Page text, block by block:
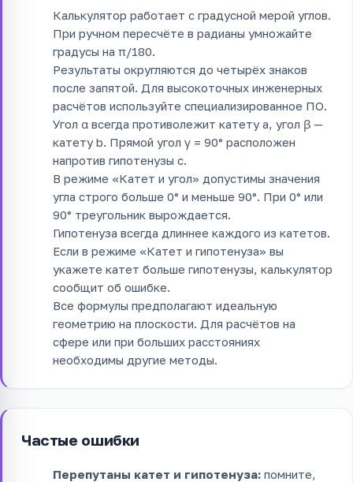
Калькулятор работает с градусной мерой углов.
При ручном пересчёте в радианы умножайте
градусы на π/180.
Результаты округляются до четырёх знаков
после запятой. Для высокоточных инженерных
расчётов используйте специализированное ПО.
Угол α всегда противолежит катету a, угол β —
катету b. Прямой угол γ = 90° расположен
напротив гипотенузы c.
В режиме «Катет и угол» допустимы значения
угла строго больше 0° и меньше 90°. При 0° или
90° треугольник вырождается.
Гипотенуза всегда длиннее каждого из катетов.
Если в режиме «Катет и гипотенуза» вы
укажете катет больше гипотенузы, калькулятор
сообщит об ошибке.
Все формулы предполагают идеальную
геометрию на плоскости. Для расчётов на
сфере или при больших расстояниях
необходимы другие методы.
Частые ошибки
Перепутаны катет и гипотенуза: помните,